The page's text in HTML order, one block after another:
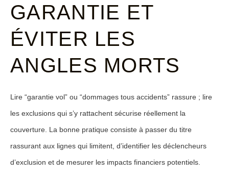
GARANTIE ET
ÉVITER LES
ANGLES MORTS
Lire “garantie vol” ou “dommages tous accidents” rassure ; lire
les exclusions qui s’y rattachent sécurise réellement la
couverture. La bonne pratique consiste à passer du titre
rassurant aux lignes qui limitent, d’identifier les déclencheurs
d’exclusion et de mesurer les impacts financiers potentiels.